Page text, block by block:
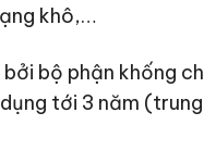
khô,…
bộ phận khống
tới 3 năm